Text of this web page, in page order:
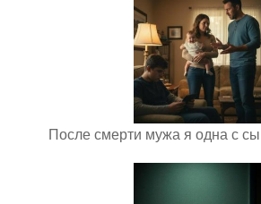
После смерти мужа я одна с